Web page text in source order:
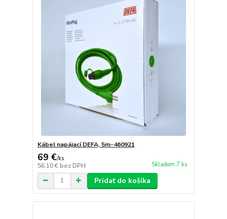
Kábel napájací DEFA, 5m-460921
69 €/ks
56,10 € bez DPH Skladom 7 ks
Pridať do košíka